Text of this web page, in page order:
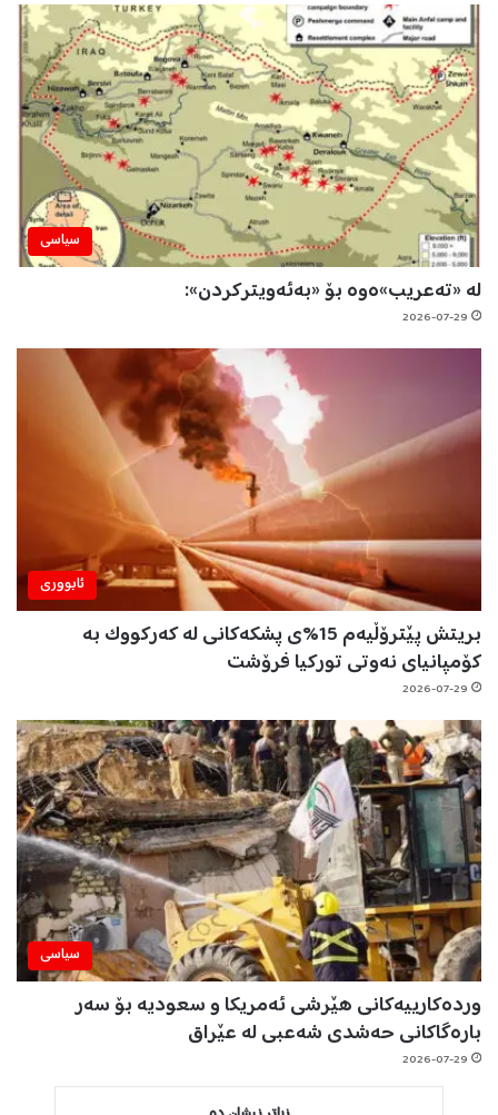
سیاسی
لە «تەعریب»ەوە بۆ «بەئەویترکردن»:
2026-07-29
ئابووری
بریتش پێترۆڵیەم 15%ی پشکەکانی لە کەرکووک بە
کۆمپانیای نەوتی تورکیا فرۆشت
2026-07-29
سیاسی
وردەکارییەکانی هێرشی ئەمریکا و سعودیە بۆ سەر
بارەگاکانی حەشدی شەعبی لە عێراق
2026-07-29